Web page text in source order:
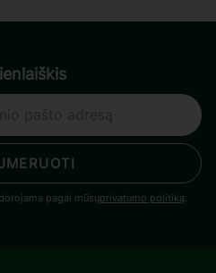
pagal mūsųprivatumo politiką.